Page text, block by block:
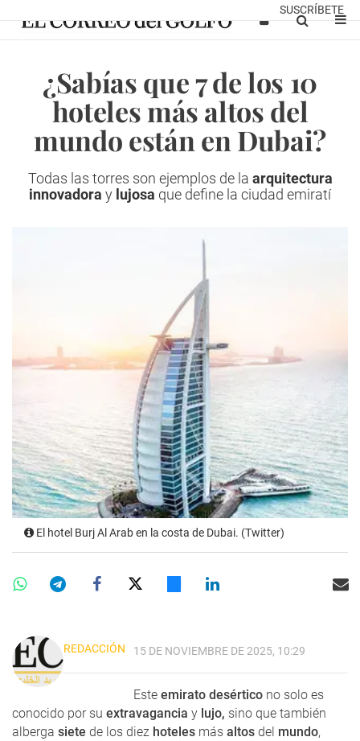
SUSCRÍBETE
¿Sabías que 7 de los 10
hoteles más altos del
mundo están en Dubai?
Todas las torres son ejemplos de la arquitectura
innovadora y lujosa que define la ciudad emiratí
El hotel Burj Al Arab en la costa de Dubai. (Twitter)
REDACCIÓN 15 DE NOVIEMBRE DE 2025, 10:29
Este emirato desértico no solo es
conocido por su extravagancia y lujo, sino que también
alberga siete de los diez hoteles más altos del mundo,